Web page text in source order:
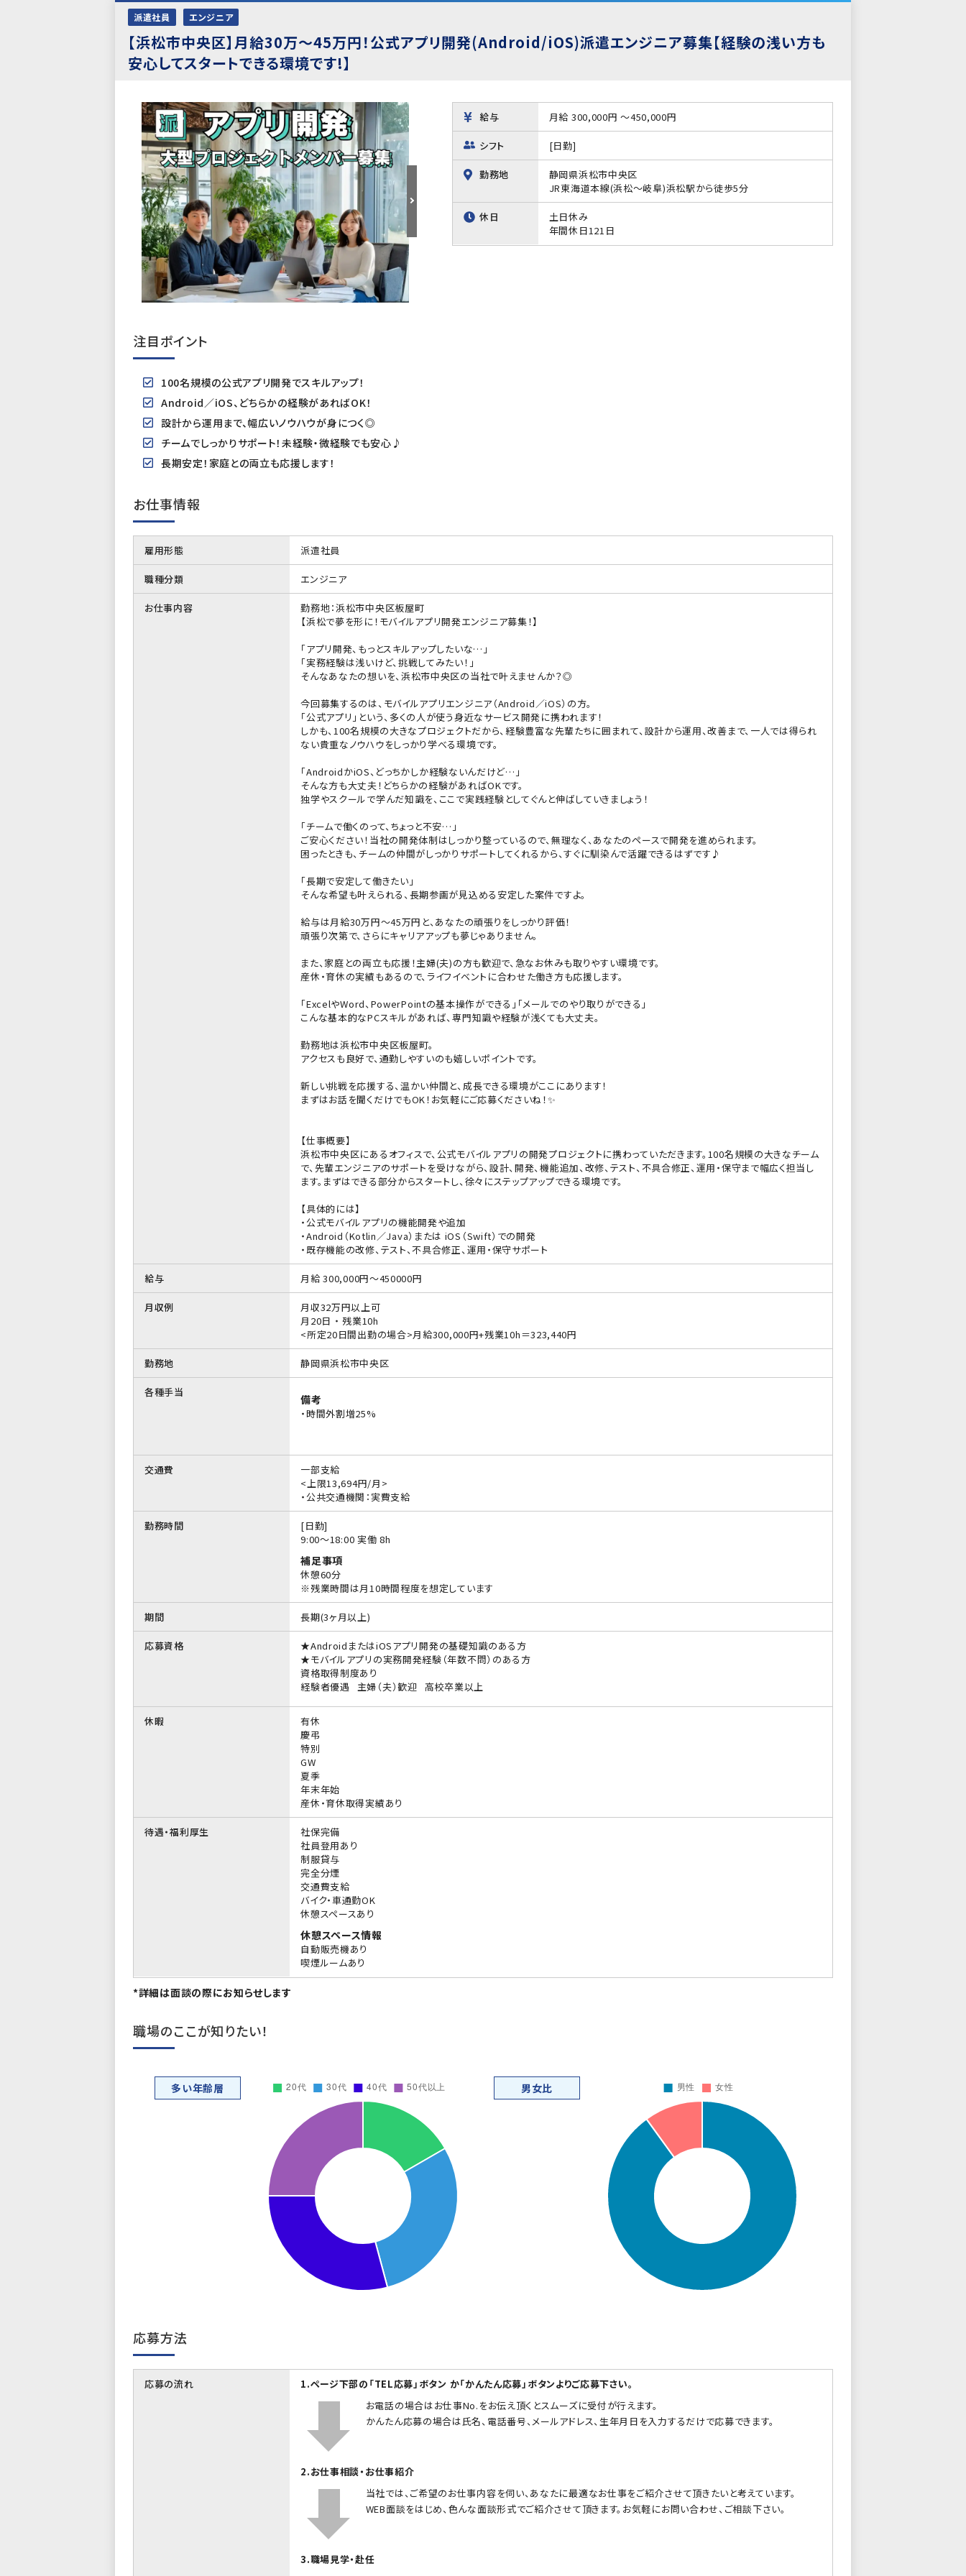
派遣社員 エンジニア
【浜松市中央区】月給30万～45万円！公式アプリ開発(Android/iOS)派遣エンジニア募集【経験の浅い方も
安心してスタートできる環境です!】
給与 月給 300,000円 ～450,000円
シフト [日勤]
勤務地
静岡県浜松市中央区
JR東海道本線(浜松～岐阜)浜松駅から徒歩5分
休日
土日休み
年間休日121日
注目ポイント
100名規模の公式アプリ開発でスキルアップ！
Android／iOS、どちらかの経験があればOK！
設計から運用まで、幅広いノウハウが身につく◎
チームでしっかりサポート！未経験・微経験でも安心♪
長期安定！家庭との両立も応援します！
お仕事情報
雇用形態 派遣社員
職種分類 エンジニア
お仕事内容
勤務地：浜松市中央区板屋町
【浜松で夢を形に！モバイルアプリ開発エンジニア募集！】
「アプリ開発、もっとスキルアップしたいな…」
「実務経験は浅いけど、挑戦してみたい！」
そんなあなたの想いを、浜松市中央区の当社で叶えませんか？◎
今回募集するのは、モバイルアプリエンジニア（Android／iOS）の方。
「公式アプリ」という、多くの人が使う身近なサービス開発に携われます！
しかも、100名規模の大きなプロジェクトだから、経験豊富な先輩たちに囲まれて、設計から運用、改善まで、一人では得られ
ない貴重なノウハウをしっかり学べる環境です。
「AndroidかiOS、どっちかしか経験ないんだけど…」
そんな方も大丈夫！どちらかの経験があればOKです。
独学やスクールで学んだ知識を、ここで実践経験としてぐんと伸ばしていきましょう！
「チームで働くのって、ちょっと不安…」
ご安心ください！当社の開発体制はしっかり整っているので、無理なく、あなたのペースで開発を進められます。
困ったときも、チームの仲間がしっかりサポートしてくれるから、すぐに馴染んで活躍できるはずです♪
「長期で安定して働きたい」
そんな希望も叶えられる、長期参画が見込める安定した案件ですよ。
給与は月給30万円～45万円と、あなたの頑張りをしっかり評価！
頑張り次第で、さらにキャリアアップも夢じゃありません。
また、家庭との両立も応援！主婦(夫)の方も歓迎で、急なお休みも取りやすい環境です。
産休・育休の実績もあるので、ライフイベントに合わせた働き方も応援します。
「ExcelやWord、PowerPointの基本操作ができる」「メールでのやり取りができる」
こんな基本的なPCスキルがあれば、専門知識や経験が浅くても大丈夫。
勤務地は浜松市中央区板屋町。
アクセスも良好で、通勤しやすいのも嬉しいポイントです。
新しい挑戦を応援する、温かい仲間と、成長できる環境がここにあります！
まずはお話を聞くだけでもOK！お気軽にご応募くださいね！✨
【仕事概要】
浜松市中央区にあるオフィスで、公式モバイルアプリの開発プロジェクトに携わっていただきます。100名規模の大きなチーム
で、先輩エンジニアのサポートを受けながら、設計、開発、機能追加、改修、テスト、不具合修正、運用・保守まで幅広く担当し
ます。まずはできる部分からスタートし、徐々にステップアップできる環境です。
【具体的には】
・公式モバイルアプリの機能開発や追加
・Android（Kotlin／Java）または iOS（Swift）での開発
・既存機能の改修、テスト、不具合修正、運用・保守サポート
給与 月給 300,000円～450000円
月収例
月収32万円以上可
月20日 ・ 残業10h
<所定20日間出勤の場合>月給300,000円+残業10h＝323,440円
勤務地 静岡県浜松市中央区
各種手当
備考
・時間外割増25%
交通費
一部支給
<上限13,694円/月>
・公共交通機関：実費支給
勤務時間
[日勤]
9:00〜18:00 実働 8h
補足事項
休憩60分
※残業時間は月10時間程度を想定しています
期間 長期(3ヶ月以上)
応募資格
★AndroidまたはiOSアプリ開発の基礎知識のある方
★モバイルアプリの実務開発経験（年数不問）のある方
資格取得制度あり
経験者優遇
主婦（夫）歓迎 高校卒業以上
休暇
有休
慶弔
特別
GW
夏季
年末年始
産休・育休取得実績あり
待遇・福利厚生
社保完備
社員登用あり
制服貸与
完全分煙
交通費支給
バイク・車通勤OK
休憩スペースあり
休憩スペース情報
自動販売機あり
喫煙ルームあり
*詳細は面談の際にお知らせします
職場のここが知りたい！
多い年齢層 男女比
応募方法
応募の流れ
1.ページ下部の「TEL応募」ボタン か「かんたん応募」ボタンよりご応募下さい。
お電話の場合はお仕事No.をお伝え頂くとスムーズに受付が行えます。
かんたん応募の場合は氏名、電話番号、メールアドレス、生年月日を入力するだけで応募できます。
2.お仕事相談・お仕事紹介
当社では、ご希望のお仕事内容を伺い、あなたに最適なお仕事をご紹介させて頂きたいと考えています。
WEB面談をはじめ、色んな面談形式でご紹介させて頂きます。お気軽にお問い合わせ、ご相談下さい。
3.職場見学・赴任